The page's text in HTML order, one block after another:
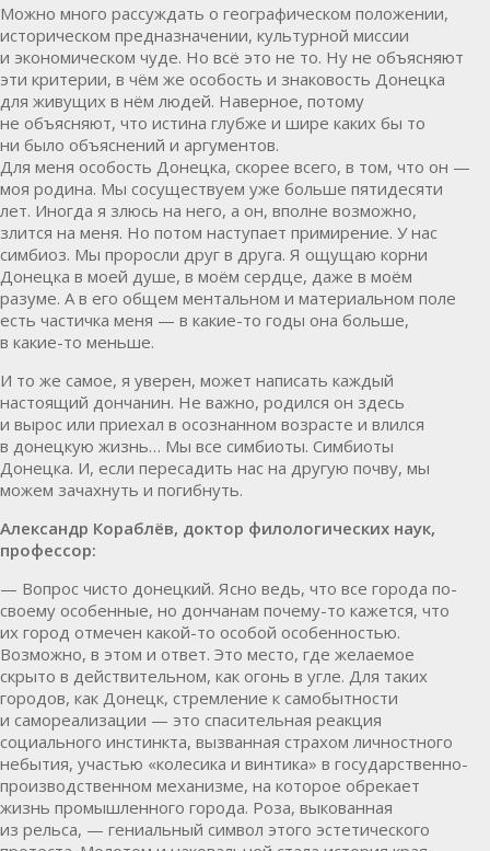
Можно много рассуждать о географическом положении,
историческом предназначении, культурной миссии
и экономическом чуде. Но всё это не то. Ну не объясняют
эти критерии, в чём же особость и знаковость Донецка
для живущих в нём людей. Наверное, потому
не объясняют, что истина глубже и шире каких бы то
ни было объяснений и аргументов.
Для меня особость Донецка, скорее всего, в том, что он —
моя родина. Мы сосуществуем уже больше пятидесяти
лет. Иногда я злюсь на него, а он, вполне возможно,
злится на меня. Но потом наступает примирение. У нас
симбиоз. Мы проросли друг в друга. Я ощущаю корни
Донецка в моей душе, в моём сердце, даже в моём
разуме. А в его общем ментальном и материальном поле
есть частичка меня — в какие-то годы она больше,
в какие-то меньше.
И то же самое, я уверен, может написать каждый
настоящий дончанин. Не важно, родился он здесь
и вырос или приехал в осознанном возрасте и влился
в донецкую жизнь… Мы все симбиоты. Симбиоты
Донецка. И, если пересадить нас на другую почву, мы
можем зачахнуть и погибнуть.
Александр Кораблёв, доктор филологических наук,
профессор:
— Вопрос чисто донецкий. Ясно ведь, что все города по-
своему особенные, но дончанам почему-то кажется, что
их город отмечен какой-то особой особенностью.
Возможно, в этом и ответ. Это место, где желаемое
скрыто в действительном, как огонь в угле. Для таких
городов, как Донецк, стремление к самобытности
и самореализации — это спасительная реакция
социального инстинкта, вызванная страхом личностного
небытия, участью «колесика и винтика» в государственно-
производственном механизме, на которое обрекает
жизнь промышленного города. Роза, выкованная
из рельса, — гениальный символ этого эстетического